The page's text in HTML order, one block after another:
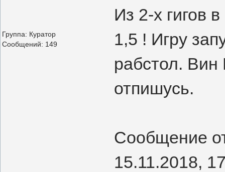
Группа: Куратор
Сообщений: 149
Из 2-х гигов
1,5 ! Игру
рабстол. Вин
отпишусь.
Сообщение
15.11.2018,